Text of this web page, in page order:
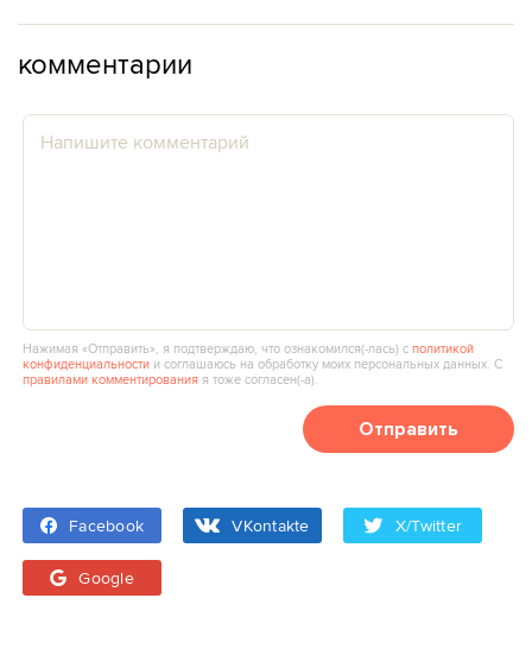
комментарии
Нажимая «Отправить», я подтверждаю, что ознакомился(‑лась) сполитикой
конфиденциальности и соглашаюсь на обработку моих персональных данных. С
правилами комментирования я тоже согласен(‑а).
Отправить
Facebook VKontakte X/Twitter
Google